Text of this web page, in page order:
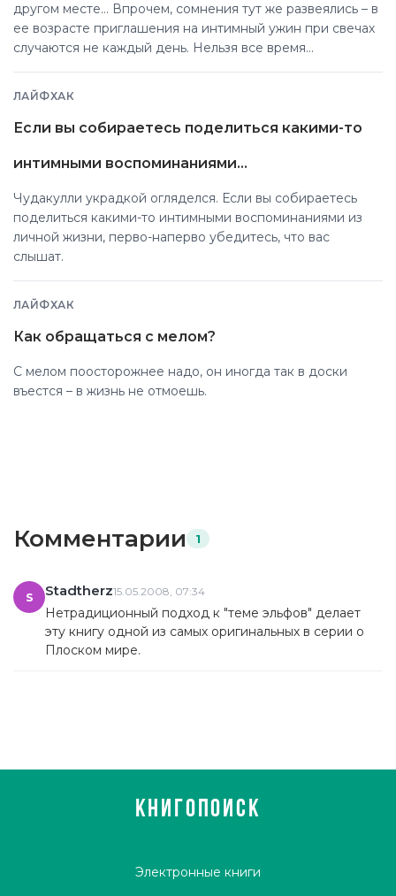
другом месте… Впрочем, сомнения тут же развеялись – в
ее возрасте приглашения на интимный ужин при свечах
случаются не каждый день. Нельзя все время
позаботиться. Об исполнении своих сокровенных
желаний.
ЛАЙФХАК
Если вы собираетесь поделиться какими-то
интимными воспоминаниями...
Чудакулли украдкой огляделся. Если вы собираетесь
поделиться какими-то интимными воспоминаниями из
личной жизни, перво-наперво убедитесь, что вас
слышат.
ЛАЙФХАК
Как обращаться с мелом?
С мелом поосторожнее надо, он иногда так в доски
въестся – в жизнь не отмоешь.
Комментарии 1
S Stadtherz15.05.2008, 07:34
Нетрадиционный подход к "теме эльфов" делает
эту книгу одной из самых оригинальных в серии о
Плоском мире.
КНИГОПОИСК
Электронные книги